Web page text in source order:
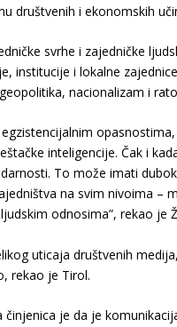
društvenih i ekonomskih
svrhe i zajedničke
institucije i lokalne
nacionalizam i
inteligencije. Čak i
To može imati
na svim nivoima –
odnosima”, rekao je
uticaja društvenih
rekao je Tirol.
činjenica je da je